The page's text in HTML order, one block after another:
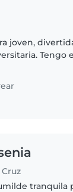
joven,
Tengo
tranquila